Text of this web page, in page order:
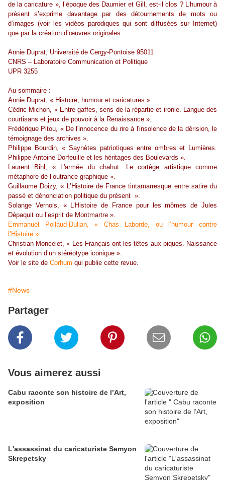
de la caricature », l’époque des Daumier et Gill, est-il clos ? L’humour à
présent s’exprime davantage par des détournements de mots ou
d’images (voir les vidéos parodiques qui sont diffusées sur Internet)
que par la création d’œuvres originales.
Annie Duprat, Université de Cergy-Pontoise 95011
CNRS – Laboratoire Communication et Politique
UPR 3255
Au sommaire :
Annie Duprat, « Histoire, humour et caricatures ».
Cédric Michon, « Entre gaffes, sens de la répartie et ironie. Langue des
courtisans et jeux de pouvoir à la Renaissance ».
Frédérique Pitou, « De l'innocence du rire à l'insolence de la dérision, le
témoignage des archives ».
Philippe Bourdin, « Saynètes patriotiques entre ombres et Lumières.
Philippe-Antoine Dorfeuille et les héritages des Boulevards ».
Laurent Bihl, « L'armée du chahut. Le cortège artistique comme
métaphore de l’outrance graphique ».
Guillaume Doizy, « L’Histoire de France tintamarresque entre satire du
passé et dénonciation politique du présent ».
Solange Vernois, « L’Histoire de France pour les mômes de Jules
Dépaquit ou l’esprit de Montmartre ».
Emmanuel Pollaud-Dulian, « Chas Laborde, ou l’humour contre
l’Histoire ».
Christian Moncelet, « Les Français ont les têtes aux piques. Naissance
et évolution d’un stéréotype iconique ».
Voir le site de Corhum qui publie cette revue.
#News
Partager
Vous aimerez aussi
Cabu raconte son histoire de l’Art,
exposition
L'assassinat du caricaturiste Semyon
Skrepetsky